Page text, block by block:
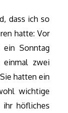
dass ich so
hatte: Vor
ein Sonntag
zwei
hatten ein
wichtige
ihr höfliches